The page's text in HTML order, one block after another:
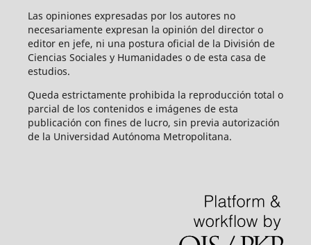
Las opiniones expresadas por los autores no
necesariamente expresan la opinión del director o
editor en jefe, ni una postura oficial de la División de
Ciencias Sociales y Humanidades o de esta casa de
estudios.
Queda estrictamente prohibida la reproducción total o
parcial de los contenidos e imágenes de esta
publicación con fines de lucro, sin previa autorización
de la Universidad Autónoma Metropolitana.